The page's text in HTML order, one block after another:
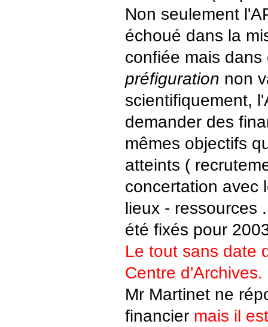
Non seulement
échoué dans la
confiée mais
préfiguration non
scientifiquement,
demander des
mêmes objectifs
atteints (
concertation avec
lieux - ressources
été fixés pour
Le tout sans date
Centre d'Archives.
Mr Martinet ne
financier mais il